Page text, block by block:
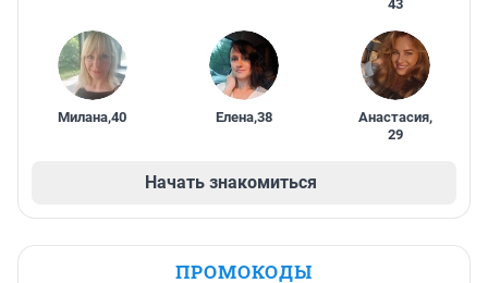
43
Милана,40 Елена,38 Анастасия,
29
Начать знакомиться
ПРОМОКОДЫ